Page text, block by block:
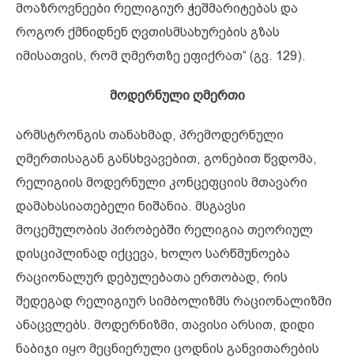
მოაზროვნეები რელიგიურ ჭეშმარიტებას და
როგორ ქმნიდნენ ღვთისმსახურების გზას
იმისათვის, რომ ღმერთზე ეფიქრათ“ (გვ. 129).
მოდერნული ღმერთი
არმსტრონგის თანახმად, პრემოდერნული
ღმერთისაგან განსხვავებით, გონებით წვდომა,
რელიგიის მოდერნული კონცეფციის მთავარი
დამახასიათებელი ნიშანია. მსგავსი
მოცემულობის პირობებში რელიგია თეორიულ
დისციპლინად იქცევა, ხოლო სარწმუნოება
რაციონალურ დებულებათა ერთობად, რის
შედეგად რელიგიურ სიმბოლიზმს რაციონალიზმი
ანაცვლებს. მოდერნიზმი, თავისი არსით, დიდი
ნაბიჯი იყო მეცნიერული ცოდნის განვითარების